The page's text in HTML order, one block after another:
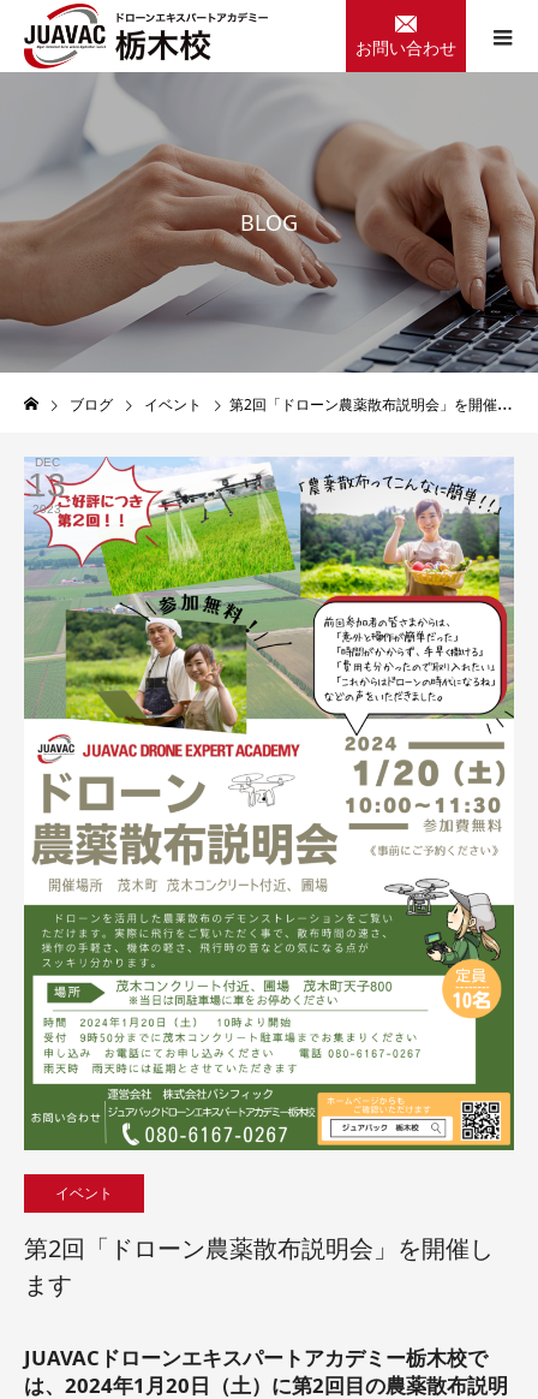
お問い合わせ
BLOG
ブログ イベント 第2回「ドローン農薬散布説明会」を開催します
DEC
13
2023
イベント
第2回「ドローン農薬散布説明会」を開催し
ます
JUAVACドローンエキスパートアカデミー栃木校で
は、2024年1月20日（土）に第2回目の農薬散布説明